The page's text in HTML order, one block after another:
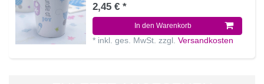
2,45 € *
In den Warenkorb
* inkl. ges. MwSt. zzgl.Versandkosten